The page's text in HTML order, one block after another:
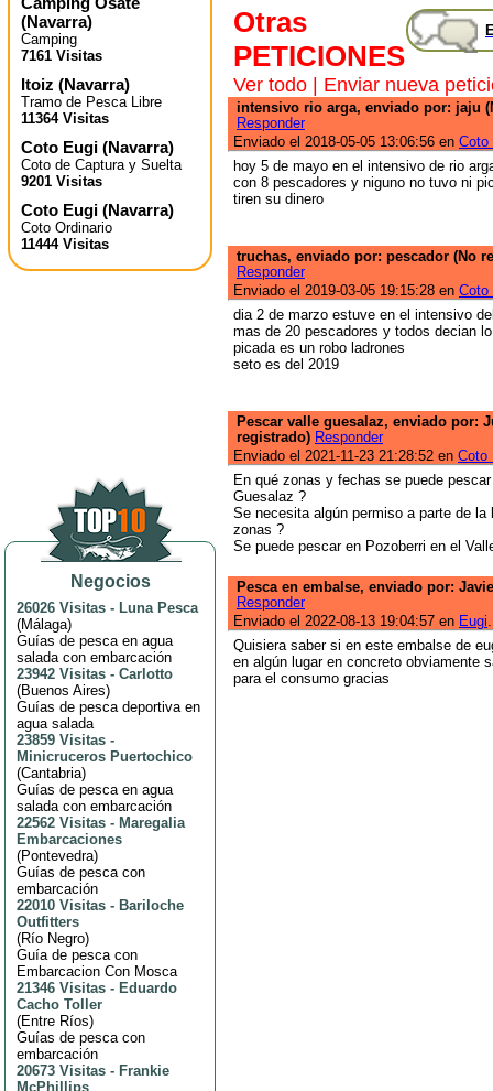
(Navarra)
Camping
7161 Visitas
Itoiz (Navarra)
Tramo de Pesca Libre
11364 Visitas
Coto Eugi (Navarra)
Coto de Captura y Suelta
9201 Visitas
Coto Eugi (Navarra)
Coto Ordinario
11444 Visitas
Negocios
26026 Visitas - Luna Pesca
(Málaga)
Guías de pesca en agua
salada con embarcación
23942 Visitas - Carlotto
(Buenos Aires)
Guías de pesca deportiva en
agua salada
23859 Visitas -
Minicruceros Puertochico
(Cantabria)
Guías de pesca en agua
salada con embarcación
22562 Visitas - Maregalia
Embarcaciones
(Pontevedra)
Guías de pesca con
embarcación
22010 Visitas - Bariloche
Outfitters
(Río Negro)
Guía de pesca con
Embarcacion Con Mosca
21346 Visitas - Eduardo
Cacho Toller
(Entre Ríos)
Guías de pesca con
embarcación
20673 Visitas - Frankie
McPhillips
Otras
PETICIONES
Ver todo Enviar nueva
intensivo rio arga, enviado por: jaju
Responder
Enviado el 2018-05-05 13:06:56 en Coto
hoy 5 de mayo en el intensivo de rio
con 8 pescadores y niguno no tuvo ni
tiren su dinero
truchas, enviado por: pescador (No
Responder
Enviado el 2019-03-05 19:15:28 en Coto
dia 2 de marzo estuve en el intensivo
mas de 20 pescadores y todos decian
picada es un robo ladrones
seto es del 2019
Pescar valle guesalaz, enviado por:
registrado) Responder
Enviado el 2021-11-23 21:28:52 en Coto
En qué zonas y fechas se puede
Guesalaz ?
Se necesita algún permiso a parte de la
zonas ?
Se puede pescar en Pozoberri en el
Pesca en embalse, enviado por:
Responder
Enviado el 2022-08-13 19:04:57 en Eugi.
Quisiera saber si en este embalse de
en algún lugar en concreto obviamente
para el consumo gracias